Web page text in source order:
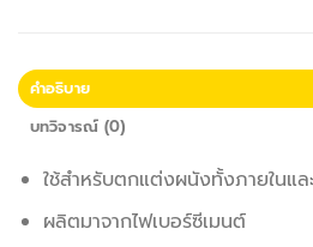
คำอธิบาย
บทวิจารณ์ (0)
ใช้สำหรับตกแต่งผนังทั้งภายในแ
ผลิตมาจากไฟเบอร์ซีเมนต์